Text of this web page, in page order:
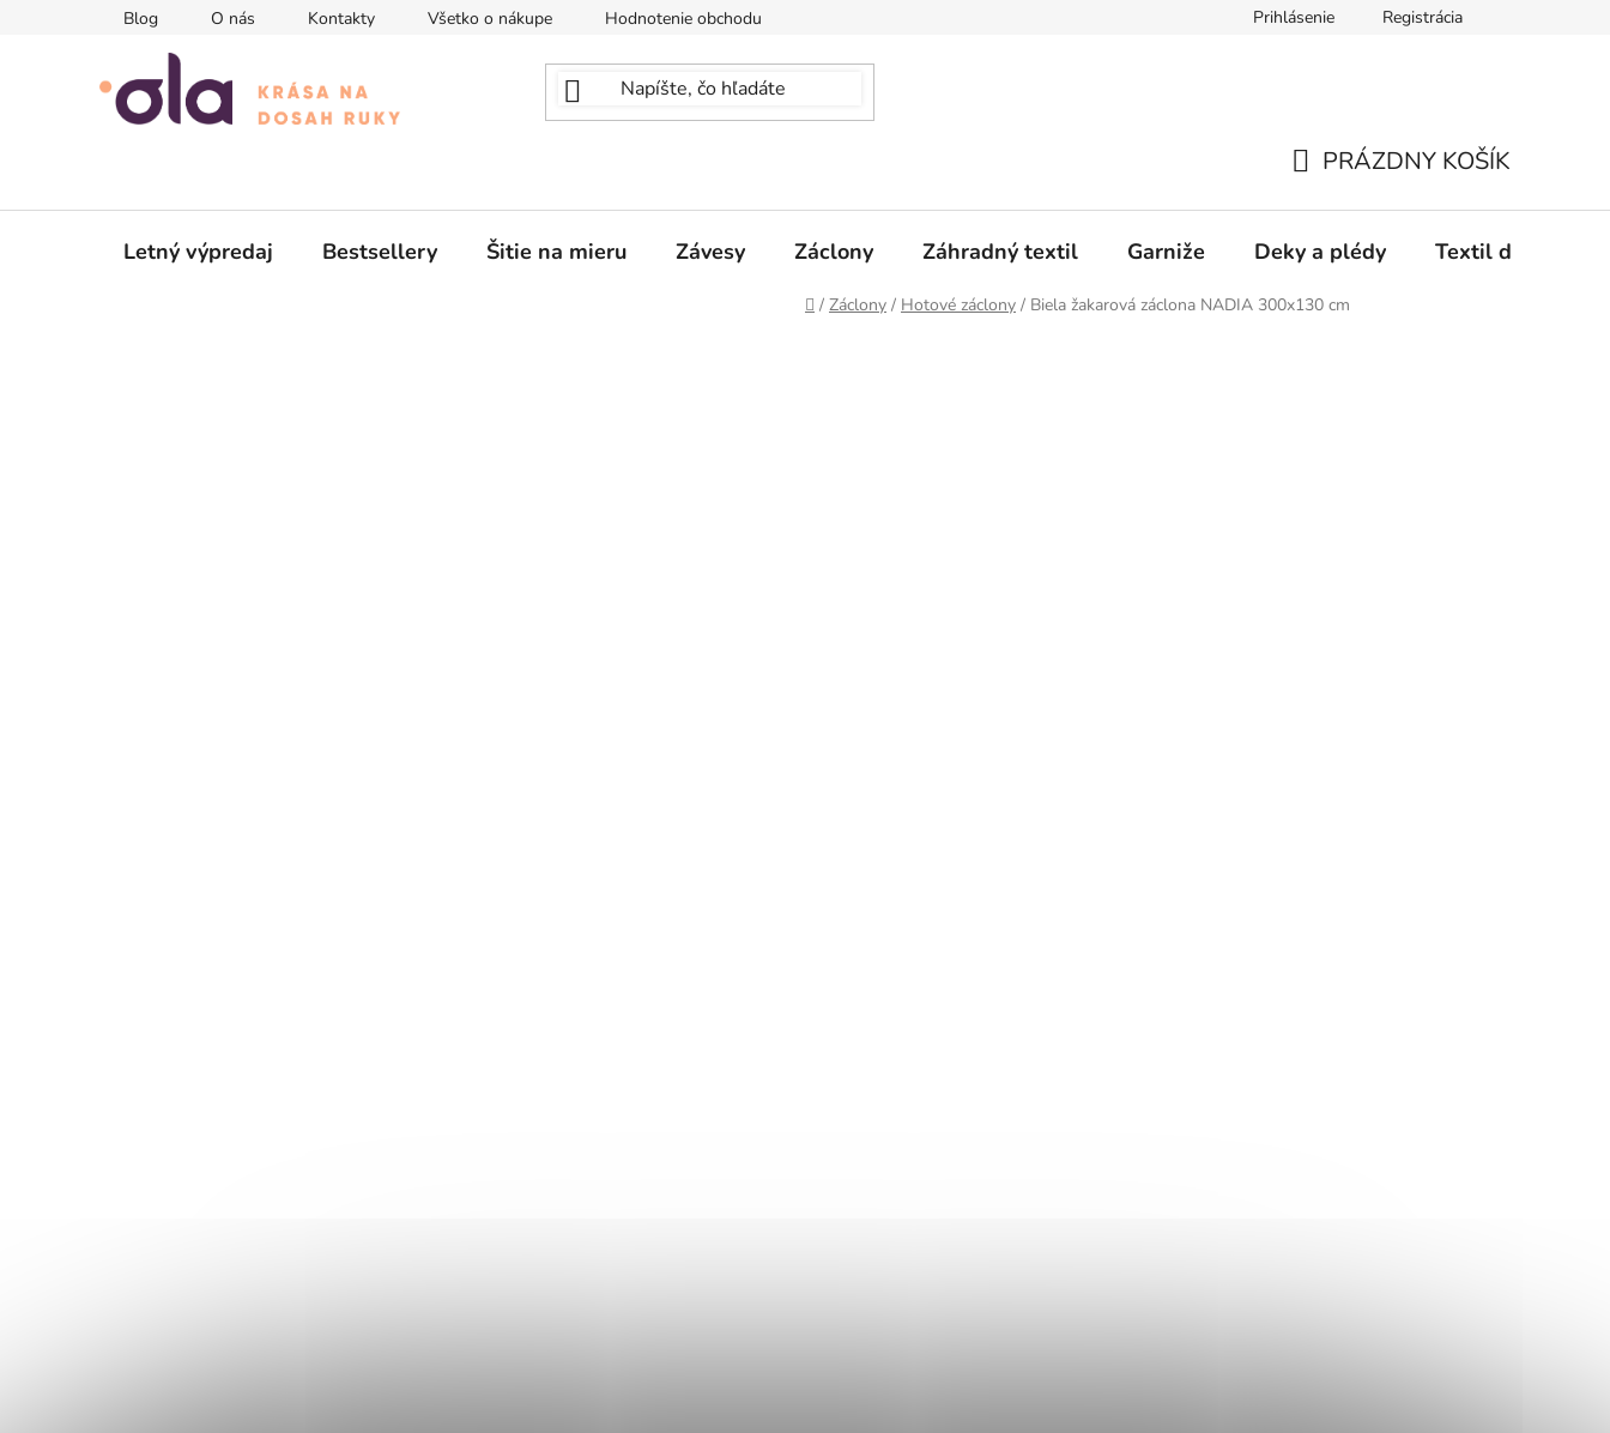
Blog O nás Kontakty Všetko o nákupe Hodnotenie obchodu Prihlásenie Registrácia
KOŠÍK
PRÁZDNY KOŠÍK
Letný výpredaj Bestsellery Šitie na mieru Závesy Záclony Záhradný textil Garniže Deky a plédy Textil do spálne
Domov
/ Záclony / Hotové záclony / Biela žakarová záclona NADIA 300x130 cm